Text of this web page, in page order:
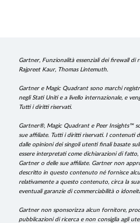
Gartner, Funzionalità essenziali dei firewall di
Rajpreet Kaur, Thomas Lintemuth.
Gartner e Magic Quadrant sono marchi
negli Stati Uniti e a livello internazionale, e
Tutti i diritti riservati.
Gartner®, Magic Quadrant e Peer Insights™
sue affiliate. Tutti i diritti riservati. I contenuti
dalle opinioni dei singoli utenti finali basate
essere interpretati come dichiarazioni di
Gartner o delle sue affiliate. Gartner non
descritto in questo contenuto né fornisce
relativamente a questo contenuto, circa la
eventuali garanzie di commerciabilità o
Gartner non sponsorizza alcun fornitore,
pubblicazioni di ricerca e non consiglia agli